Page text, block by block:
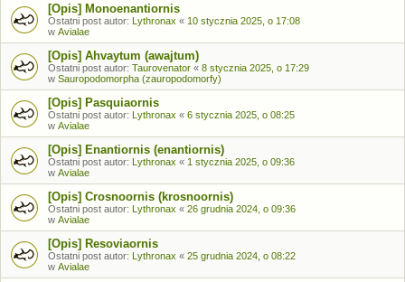
[Opis] Monoenantiornis
Ostatni post autor: Lythronax « 10 stycznia 2025, o 17:08
w Avialae
[Opis] Ahvaytum (awajtum)
Ostatni post autor: Taurovenator « 8 stycznia 2025, o 17:29
w Sauropodomorpha (zauropodomorfy)
[Opis] Pasquiaornis
Ostatni post autor: Lythronax « 6 stycznia 2025, o 08:25
w Avialae
[Opis] Enantiornis (enantiornis)
Ostatni post autor: Lythronax « 1 stycznia 2025, o 09:36
w Avialae
[Opis] Crosnoornis (krosnoornis)
Ostatni post autor: Lythronax « 26 grudnia 2024, o 09:36
w Avialae
[Opis] Resoviaornis
Ostatni post autor: Lythronax « 25 grudnia 2024, o 08:22
w Avialae